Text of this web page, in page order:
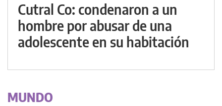
Cutral Co: condenaron a un
hombre por abusar de una
adolescente en su habitación
MUNDO